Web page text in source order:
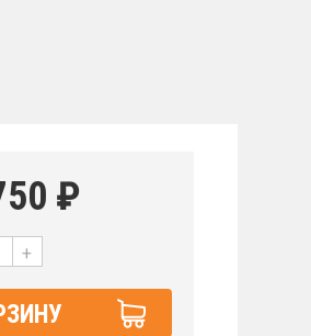
₽
+